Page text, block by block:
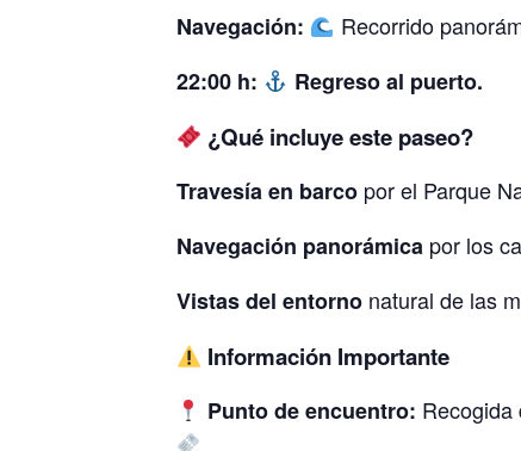
Navegación:
Recorrido
22:00 h:
Regreso al puerto.
¿Qué incluye este paseo?
Travesía en barco por el Parque
Navegación panorámica por los
Vistas del entorno natural de las
Información Importante
Punto de encuentro: